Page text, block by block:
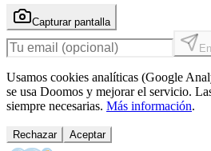
Capturar pantalla
Usamos cookies analíticas (Google
se usa Doomos y mejorar el servicio.
siempre necesarias. Más información.
Rechazar Aceptar